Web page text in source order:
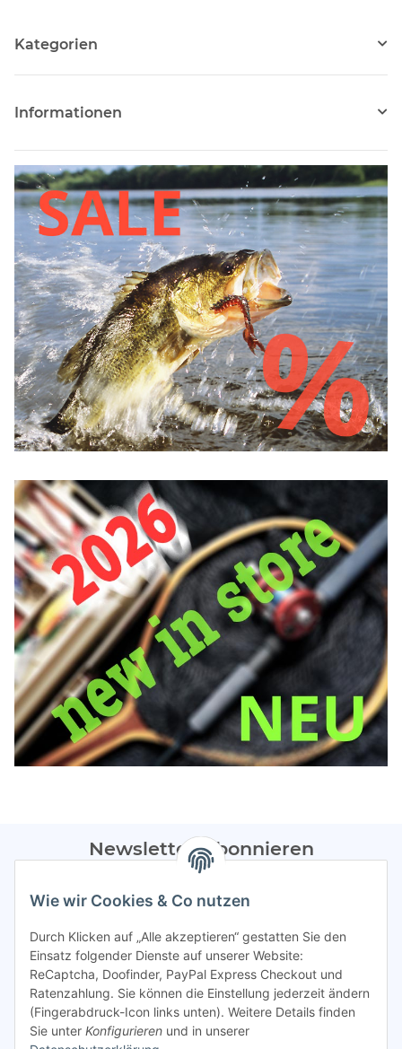
Kategorien
Informationen
Newsletter Abonnieren
Bitte sendet mir entsprechend eurer
regelmäßig Infos zu euren Aktionen per E-Mail zu.
Abonnieren
Spamschutz aktiv
Gesetzliche Informationen
Wie wir Cookies & Co nutzen
Durch Klicken auf „Alle akzeptieren“ gestatten Sie den
Einsatz folgender Dienste auf unserer Website:
ReCaptcha, Doofinder, PayPal Express Checkout und
Ratenzahlung. Sie können die Einstellung jederzeit ändern
(Fingerabdruck-Icon links unten). Weitere Details finden
Sie unter Konfigurieren und in unserer